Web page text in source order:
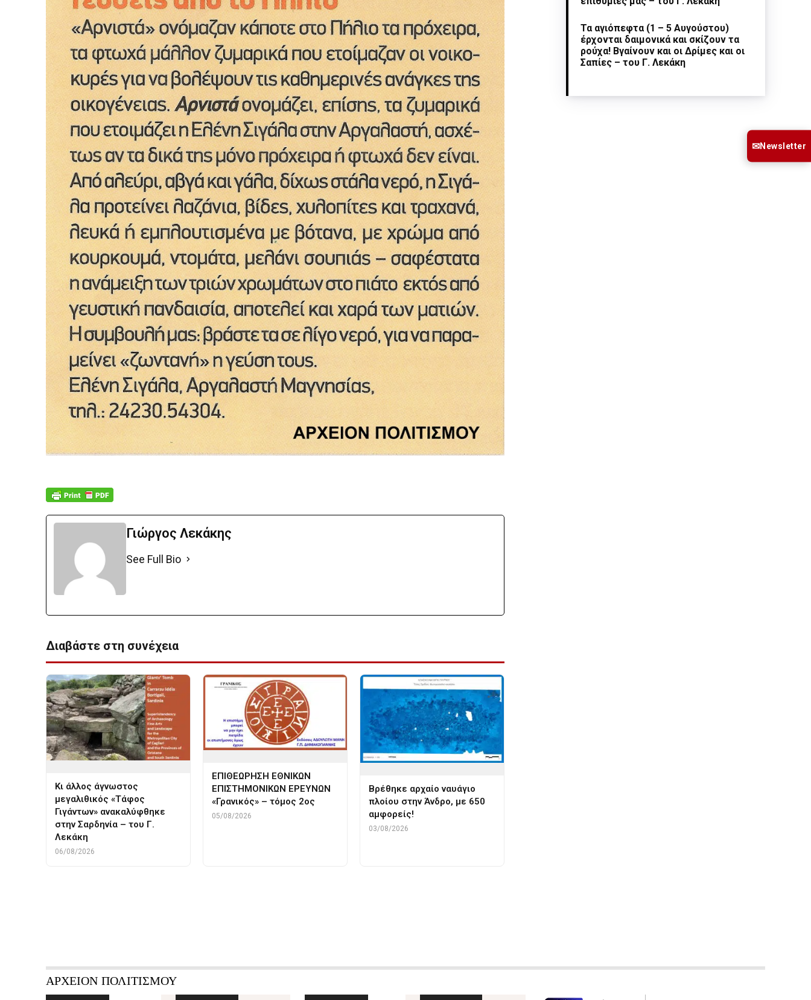
Γιώργος Λεκάκης
See Full Bio
Διαβάστε στη συνέχεια
Κι άλλος άγνωστος
μεγαλιθικός «Τάφος
Γιγάντων» ανακαλύφθηκε
στην Σαρδηνία – του Γ.
Λεκάκη
06/08/2026
ΕΠΙΘΕΩΡΗΣΗ ΕΘΝΙΚΩΝ
ΕΠΙΣΤΗΜΟΝΙΚΩΝ ΕΡΕΥΝΩΝ
«Γρανικός» – τόμος 2ος
05/08/2026
Βρέθηκε αρχαίο ναυάγιο
πλοίου στην Άνδρο, με 650
αμφορείς!
03/08/2026
Τα αγιόπεφτα (1 – 5 Αυγούστου)
έρχονται δαιμονικά και σκίζουν τα
ρούχα! Βγαίνουν και οι Δρίμες και οι
Σαπίες – του Γ. Λεκάκη
ΑΡΧΕΙΟΝ ΠΟΛΙΤΙΣΜΟΥ
✉Newsletter